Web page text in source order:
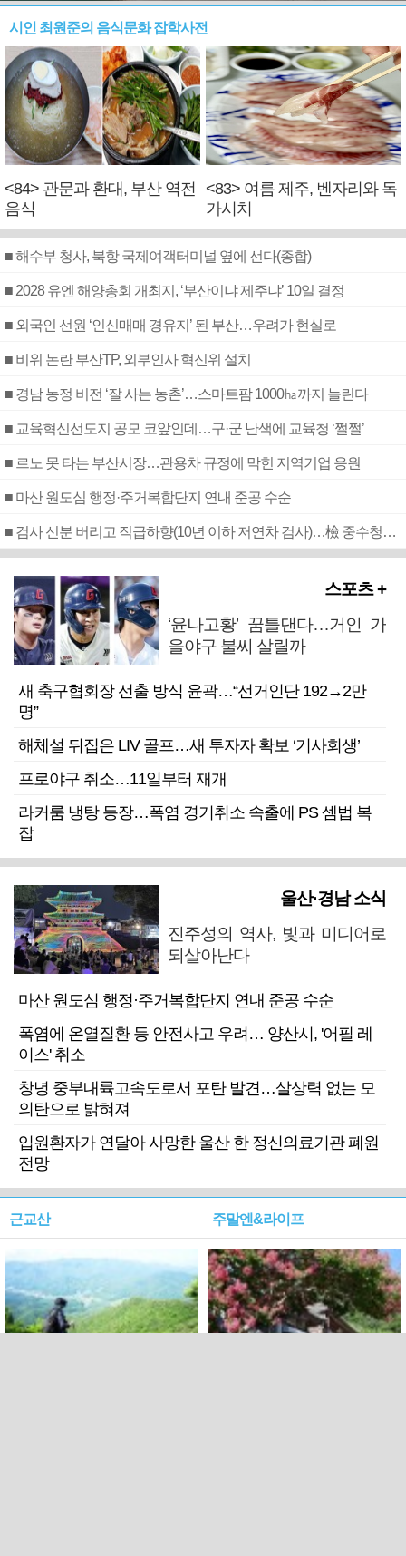
시인 최원준의 음식문화 잡학사전
<84> 관문과 환대, 부산 역전
음식
<83> 여름 제주, 벤자리와 독
가시치
■ 해수부 청사, 북항 국제여객터미널 옆에 선다(종합)
■ 2028 유엔 해양총회 개최지, ‘부산이냐 제주냐’ 10일 결정
■ 외국인 선원 ‘인신매매 경유지’ 된 부산…우려가 현실로
■ 비위 논란 부산TP, 외부인사 혁신위 설치
■ 경남 농정 비전 ‘잘 사는 농촌’…스마트팜 1000㏊까지 늘린다
■ 교육혁신선도지 공모 코앞인데…구·군 난색에 교육청 ‘쩔쩔’
■ 르노 못 타는 부산시장…관용차 규정에 막힌 지역기업 응원
■ 마산 원도심 행정·주거복합단지 연내 준공 수순
■ 검사 신분 버리고 직급하향(10년 이하 저연차 검사)…檢 중수청행 기피
스포츠 +
‘윤나고황’ 꿈틀댄다…거인 가
을야구 불씨 살릴까
새 축구협회장 선출 방식 윤곽…“선거인단 192→2만
명”
해체설 뒤집은 LIV 골프…새 투자자 확보 ‘기사회생’
프로야구 취소…11일부터 재개
라커룸 냉탕 등장…폭염 경기취소 속출에 PS 셈법 복
잡
울산·경남 소식
진주성의 역사, 빛과 미디어로
되살아난다
마산 원도심 행정·주거복합단지 연내 준공 수순
폭염에 온열질환 등 안전사고 우려… 양산시, '어필 레
이스' 취소
창녕 중부내륙고속도로서 포탄 발견…살상력 없는 모
의탄으로 밝혀져
입원환자가 연달아 사망한 울산 한 정신의료기관 폐원
전망
근교산 주말엔&라이프